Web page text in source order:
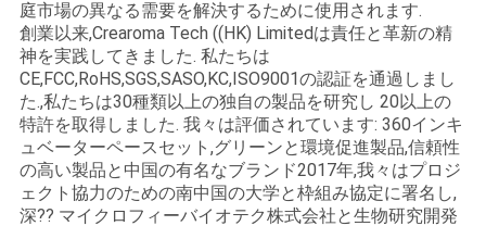
地
図
プ
ラ
庭市場の異なる需要を解決するために使用されます.
創業以来,Crearoma Tech ((HK) Limitedは責任と革新の精
神を実践してきました. 私たちは
CE,FCC,RoHS,SGS,SASO,KC,ISO9001の認証を通過しまし
た.,私たちは30種類以上の独自の製品を研究し 20以上の
特許を取得しました. 我々は評価されています: 360インキ
ュベーターペースセット,グリーンと環境促進製品,信頼性
の高い製品と中国の有名なブランド2017年,我々はプロジ
ェクト協力のための南中国の大学と枠組み協定に署名し,
深?? マイクロフィーバイオテク株式会社と生物研究開発